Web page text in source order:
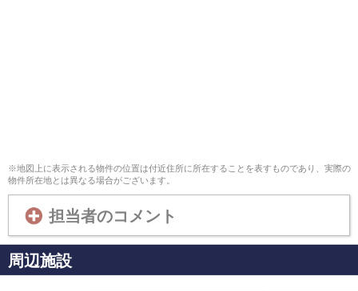
※地図上に表示される物件の位置は付近住所に所在することを表すものであり、実際の
物件所在地とは異なる場合がございます。
担当者のコメント
周辺施設